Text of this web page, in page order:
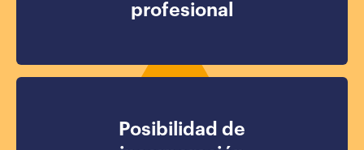
profesional
Posibilidad de